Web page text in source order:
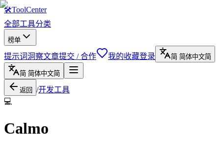
🛠ToolCenter
全部工具分类
榜单
提示词洞察文章提交 / 合作 我的收藏登录 简 简体中文简
简 简体中文简
返回 /开发工具
💻
Calmo